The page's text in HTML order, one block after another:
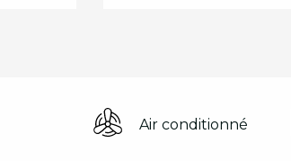
Air conditionné